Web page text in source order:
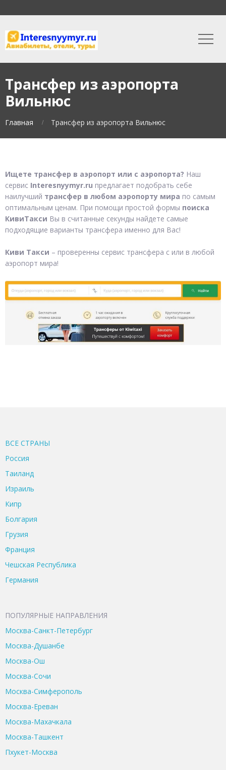
Трансфер из аэропорта
Вильнюс
Главная Трансфер из аэропорта Вильнюс
Ищете трансфер в аэропорт или с аэропорта? Наш
сервис Interesnyymyr.ru предлагает подобрать себе
наилучший трансфер в любом аэропорту мира по самым
оптимальным ценам. При помощи простой формы поиска
КивиТакси Вы в считанные секунды найдете самые
подходящие варианты трансфера именно для Вас!
Киви Такси – проверенны сервис трансфера с или в любой
аэропорт мира!
ВСЕ CТРАНЫ
Россия
Таиланд
Израиль
Кипр
Болгария
Грузия
Франция
Чешская Республика
Германия
ПОПУЛЯРНЫЕ НАПРАВЛЕНИЯ
Москва-Санкт-Петербург
Москва-Душанбе
Москва-Ош
Москва-Сочи
Москва-Симферополь
Москва-Ереван
Москва-Махачкала
Москва-Ташкент
Пхукет-Москва